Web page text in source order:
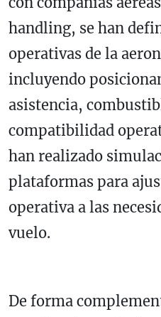
handling, se han
operativas de la
incluyendo
asistencia,
compatibilidad
han realizado
plataformas para
operativa a las
vuelo.
De forma